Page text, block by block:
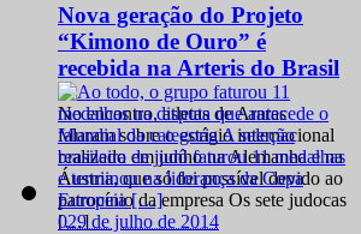
Nova geração do Projeto
“Kimono de Ouro” é
recebida na Arteris do Brasil
No encontro, atletas de Araras
falaram sobre o estágio internacional
realizado em junho na Alemanha e na
Áustria, que só foi possível devido ao
patrocínio da empresa Os sete judocas
[…]
029 de julho de 2014